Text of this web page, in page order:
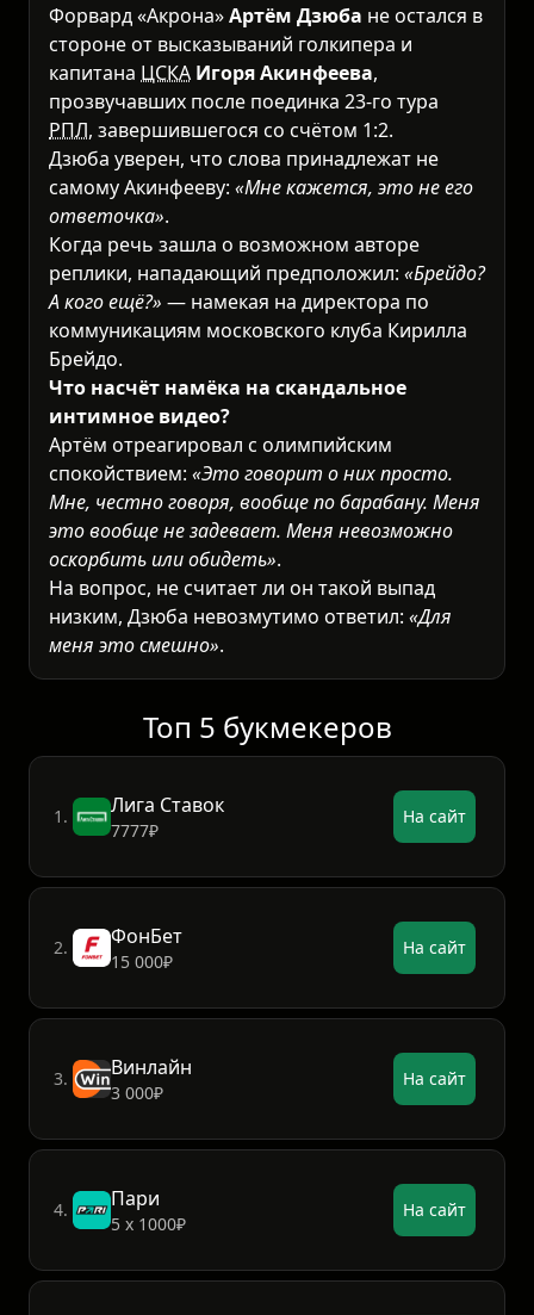
Форвард «Акрона»Артём Дзюба не остался в
стороне от высказываний голкипера и
капитана ЦСКА Игоря Акинфеева,
прозвучавших после поединка 23-го тура
РПЛ, завершившегося со счётом 1:2.
Дзюба уверен, что слова принадлежат не
самому Акинфееву: «Мне кажется, это не его
ответочка».
Когда речь зашла о возможном авторе
реплики, нападающий предположил: «Брейдо?
А кого ещё?» — намекая на директора по
коммуникациям московского клуба Кирилла
Брейдо.
Что насчёт намёка на скандальное
интимное видео?
Артём отреагировал с олимпийским
спокойствием: «Это говорит о них просто.
Мне, честно говоря, вообще по барабану. Меня
это вообще не задевает. Меня невозможно
оскорбить или обидеть».
На вопрос, не считает ли он такой выпад
низким, Дзюба невозмутимо ответил: «Для
меня это смешно».
Топ 5 букмекеров
1. Лига Ставок
7777₽
На сайт
2. ФонБет
15 000₽
На сайт
3. Винлайн
3 000₽
На сайт
4. Пари
5 х 1000₽
На сайт